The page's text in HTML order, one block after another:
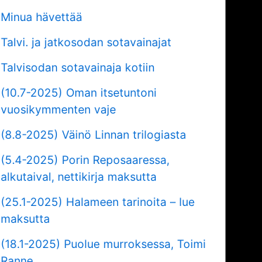
Minua hävettää
Talvi. ja jatkosodan sotavainajat
Talvisodan sotavainaja kotiin
(10.7-2025) Oman itsetuntoni
vuosikymmenten vaje
(8.8-2025) Väinö Linnan trilogiasta
(5.4-2025) Porin Reposaaressa,
alkutaival, nettikirja maksutta
(25.1-2025) Halameen tarinoita – lue
maksutta
(18.1-2025) Puolue murroksessa, Toimi